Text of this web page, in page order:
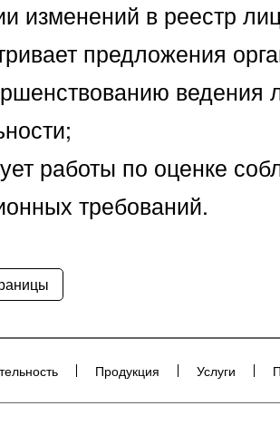
изменений в реестр
предложения
ведения
работы по оценке
требований.
Продукция Услуги